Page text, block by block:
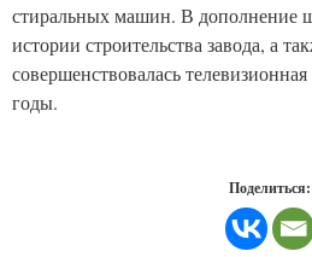
стиральных машин. В дополнение
истории строительства завода, а
совершенствовалась
годы.
Поделиться: